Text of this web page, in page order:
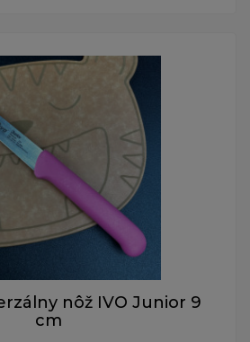
nôž IVO Junior 9
cm